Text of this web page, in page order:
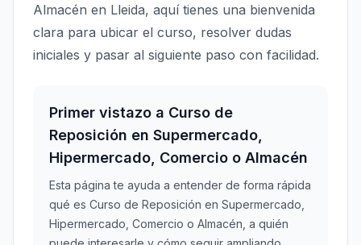
Almacén en Lleida, aquí tienes una bienvenida
clara para ubicar el curso, resolver dudas
iniciales y pasar al siguiente paso con facilidad.
Primer vistazo a Curso de
Reposición en Supermercado,
Hipermercado, Comercio o Almacén
Esta página te ayuda a entender de forma rápida
qué es Curso de Reposición en Supermercado,
Hipermercado, Comercio o Almacén, a quién